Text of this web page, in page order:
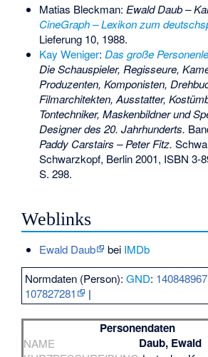
Matias Bleckman: Ewald Daub –
CineGraph – Lexikon zum
Lieferung 10, 1988.
Kay Weniger: Das große
Die Schauspieler, Regisseure,
Produzenten, Komponisten,
Filmarchitekten, Ausstatter,
Tontechniker, Maskenbildner und
Designer des 20. Jahrhunderts.
Paddy Carstairs – Peter Fitz.
Schwarzkopf, Berlin 2001, ISBN 3-
S. 298.
Weblinks
Ewald Daub bei IMDb
Normdaten (Person):GND: 140848967
107827281
|
Personendaten
NAME Daub, Ewald